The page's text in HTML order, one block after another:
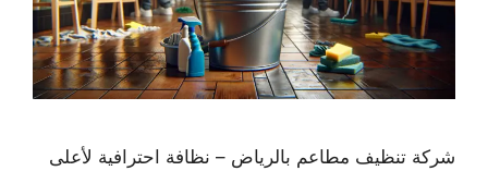
شركة تنظيف مطاعم بالرياض – نظافة احترافية لأعلى